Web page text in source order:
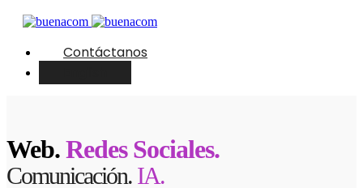
Contáctanos
Web.Redes Sociales.
Comunicación. IA.